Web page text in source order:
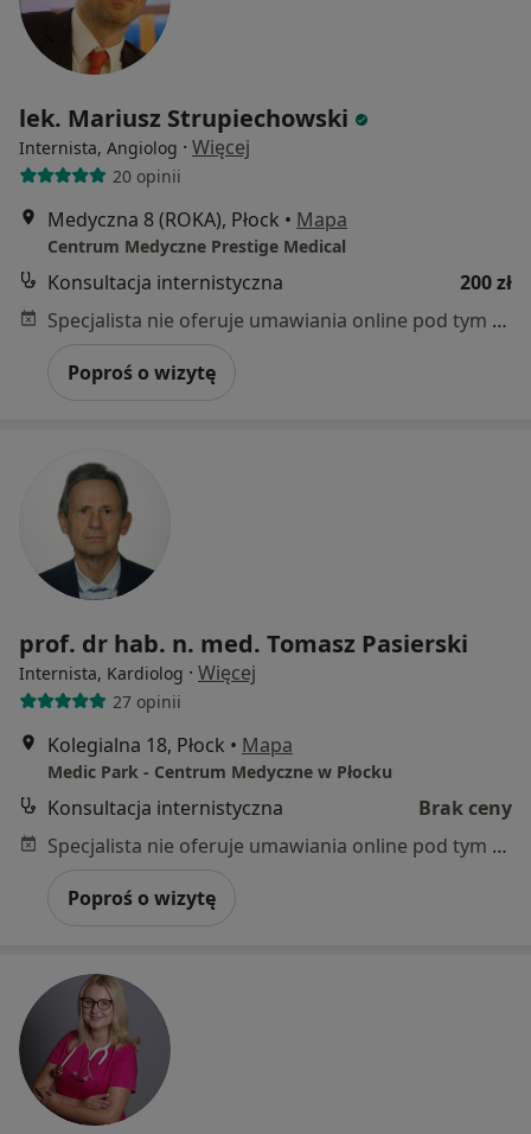
lek. Mariusz Strupiechowski
Internista, Angiolog · Więcej
20 opinii
Medyczna 8 (ROKA), Płock • Mapa
Centrum Medyczne Prestige Medical
Konsultacja internistyczna
200 zł
Specjalista nie oferuje umawiania online pod tym adresem.
Poproś o wizytę
prof. dr hab. n. med. Tomasz Pasierski
Internista, Kardiolog · Więcej
27 opinii
Kolegialna 18, Płock • Mapa
Medic Park - Centrum Medyczne w Płocku
Konsultacja internistyczna
Brak ceny
Specjalista nie oferuje umawiania online pod tym adresem.
Poproś o wizytę